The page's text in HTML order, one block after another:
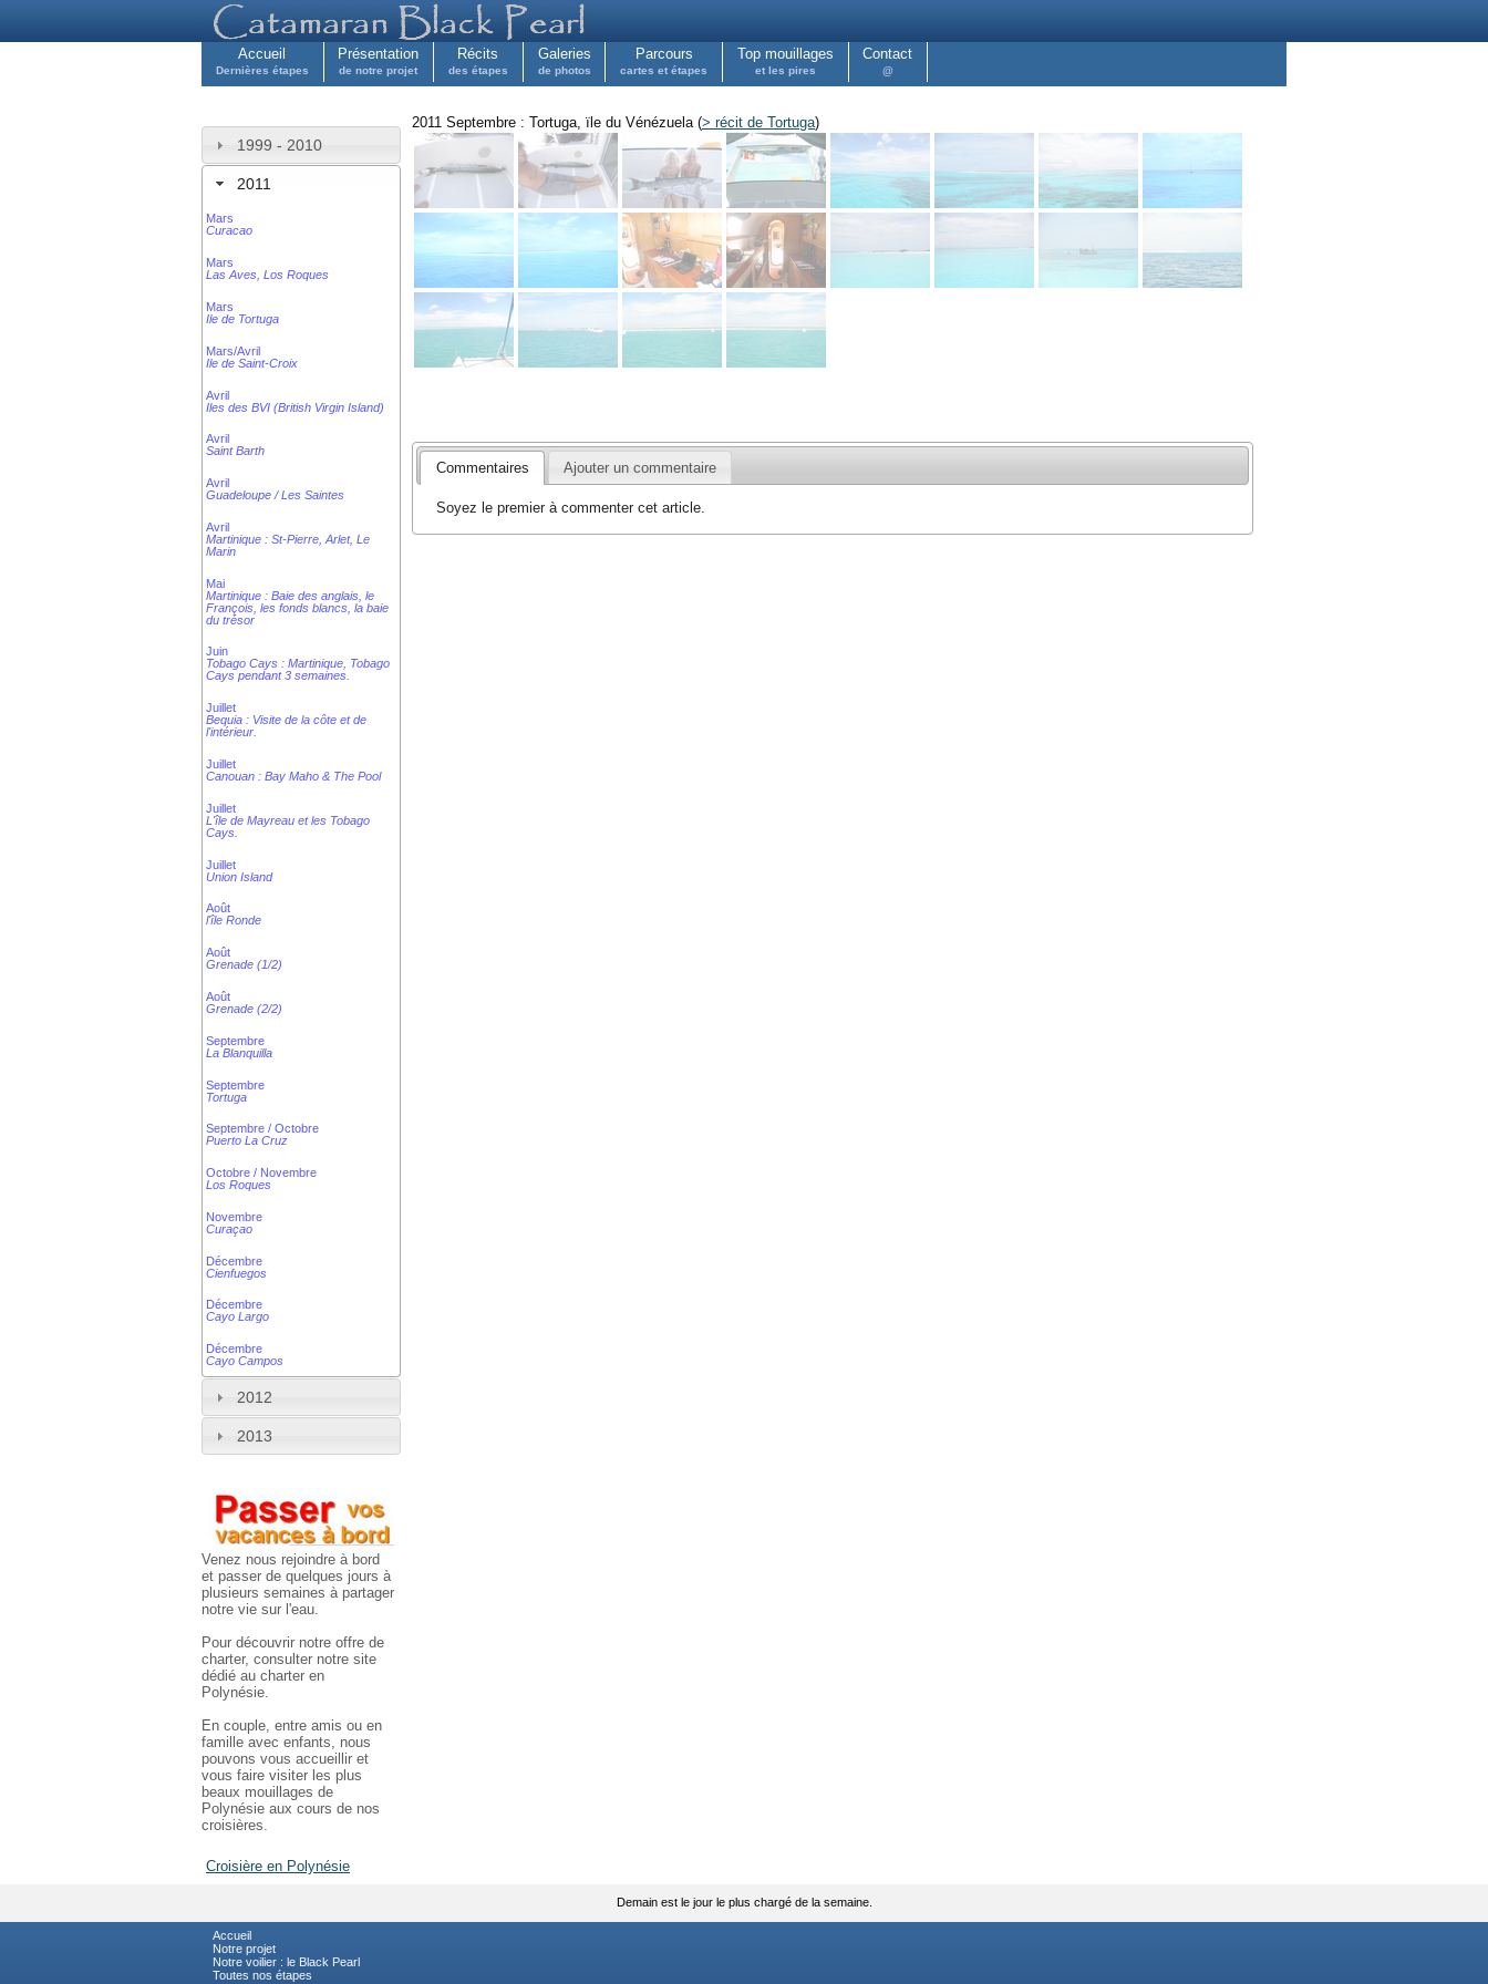
Accueil
Dernières étapes
Présentation
de notre projet
Récits
des étapes
Galeries
de photos
Parcours
cartes et étapes
Top mouillages
et les pires
Contact
@
1999 - 2010
2011
Mars
Curacao
Mars
Las Aves, Los Roques
Mars
Ile de Tortuga
Mars/Avril
Ile de Saint-Croix
Avril
Iles des BVI (British Virgin Island)
Avril
Saint Barth
Avril
Guadeloupe / Les Saintes
Avril
Martinique : St-Pierre, Arlet, Le
Marin
Mai
Martinique : Baie des anglais, le
François, les fonds blancs, la baie
du trésor
Juin
Tobago Cays : Martinique, Tobago
Cays pendant 3 semaines.
Juillet
Bequia : Visite de la côte et de
l'intérieur.
Juillet
Canouan : Bay Maho & The Pool
Juillet
L'île de Mayreau et les Tobago
Cays.
Juillet
Union Island
Août
l'île Ronde
Août
Grenade (1/2)
Août
Grenade (2/2)
Septembre
La Blanquilla
Septembre
Tortuga
Septembre / Octobre
Puerto La Cruz
Octobre / Novembre
Los Roques
Novembre
Curaçao
Décembre
Cienfuegos
Décembre
Cayo Largo
Décembre
Cayo Campos
2012
2013
Venez nous rejoindre à bord
et passer de quelques jours à
plusieurs semaines à partager
notre vie sur l'eau.
Pour découvrir notre offre de
charter, consulter notre site
dédié au charter en
Polynésie.
En couple, entre amis ou en
famille avec enfants, nous
pouvons vous accueillir et
vous faire visiter les plus
beaux mouillages de
Polynésie aux cours de nos
croisières.
Croisière en Polynésie
2011 Septembre : Tortuga, ïle du Vénézuela (> récit de Tortuga)
Commentaires Ajouter un commentaire
Soyez le premier à commenter cet article.
Demain est le jour le plus chargé de la semaine.
Accueil
Notre projet
Notre voilier : le Black Pearl
Toutes nos étapes